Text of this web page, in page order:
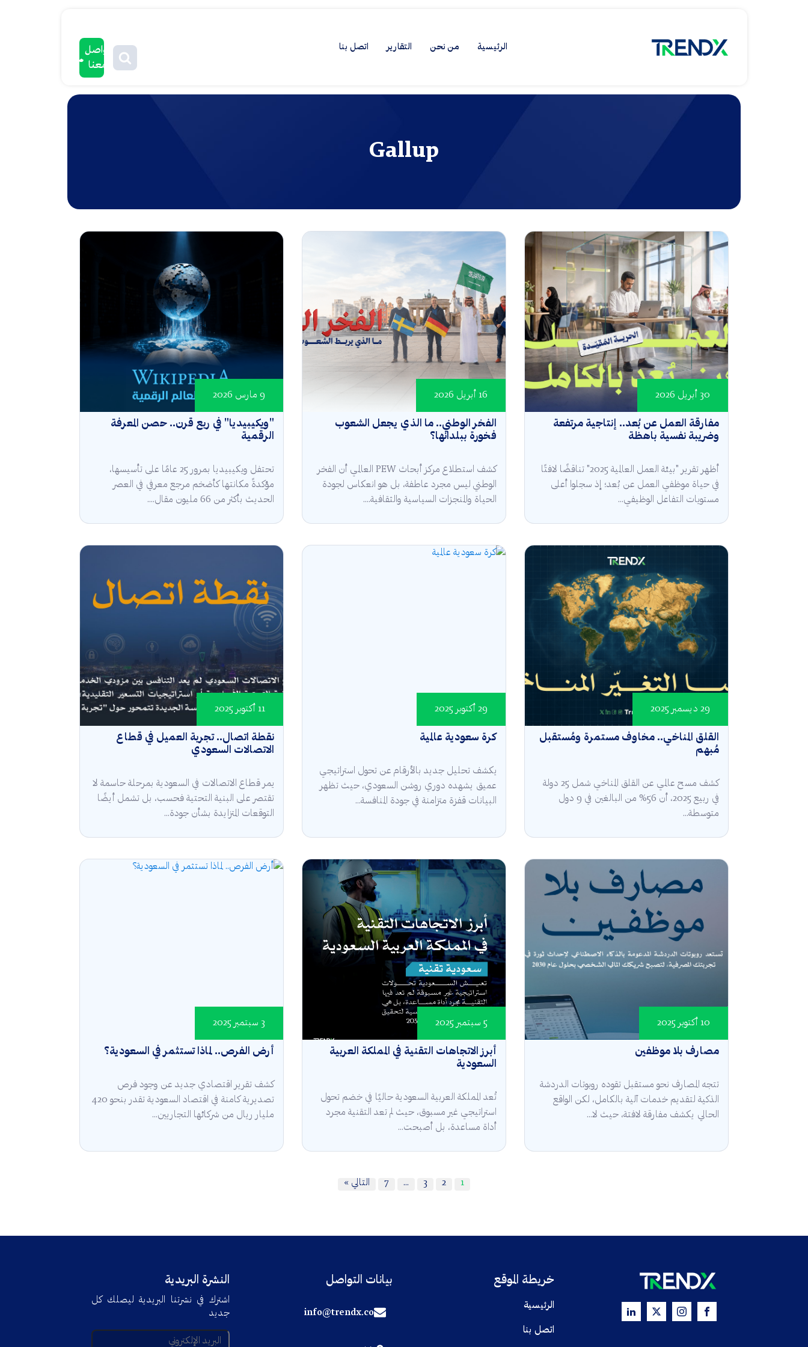
الرئيسية من نحن التقارير اتصل بنا
تواصل
معنا
Gallup
مفارقة العمل عن بُعد.. إنتاجية مرتفعة
وضريبة نفسية باهظة
30 أبريل 2026
أظهر تقرير "بيئة العمل العالمية 2025" تناقضًا لافتًا
في حياة موظفي العمل عن بُعد؛ إذ سجلوا أعلى
مستويات التفاعل الوظيفي...
الفخر الوطني.. ما الذي يجعل الشعوب
فخورة ببلدانها؟
16 أبريل 2026
كشف استطلاع مركز أبحاث PEW العالمي أن الفخر
الوطني ليس مجرد عاطفة، بل هو انعكاس لجودة
الحياة والمنجزات السياسية والثقافية....
"ويكيبيديا" في ربع قرن.. حصن المعرفة
الرقمية
9 مارس 2026
تحتفل ويكيبيديا بمرور 25 عامًا على تأسيسها،
مؤكدةً مكانتها كأضخم مرجع معرفي في العصر
الحديث بأكثر من 66 مليون مقال....
القلق المناخي.. مخاوف مستمرة ومُستقبل
مُبهم
29 ديسمبر 2025
كشف مسح عالمي عن القلق المناخي شمل 25 دولة
في ربيع 2025، أن 56% من البالغين في 9 دول
متوسطة...
كرة سعودية عالمية
29 أكتوبر 2025
يكشف تحليل جديد بالأرقام عن تحول استراتيجي
عميق يشهده دوري روشن السعودي، حيث تظهر
البيانات قفزة متزامنة في جودة المنافسة...
نقطة اتصال.. تجربة العميل في قطاع
الاتصالات السعودي
11 أكتوبر 2025
يمر قطاع الاتصالات في السعودية بمرحلة حاسمة لا
تقتصر على البنية التحتية فحسب، بل تشمل أيضًا
التوقعات المتزايدة بشأن جودة...
مصارف بلا موظفين
10 أكتوبر 2025
تتجه المصارف نحو مستقبل تقوده روبوتات الدردشة
الذكية لتقديم خدمات آلية بالكامل، لكن الواقع
الحالي يكشف مفارقة لافتة، حيث لا...
أبرز الاتجاهات التقنية في المملكة العربية
السعودية
5 سبتمبر 2025
تُعد المملكة العربية السعودية حاليًا في خضم تحول
استراتيجي غير مسبوق، حيث لم تعد التقنية مجرد
أداة مساعدة، بل أصبحت...
أرض الفرص.. لماذا تستثمر في السعودية؟
3 سبتمبر 2025
كشف تقرير اقتصادي جديد عن وجود فرص
تصديرية كامنة في اقتصاد السعودية تقدر بنحو 420
مليار ريال من شركائها التجاريين...
1
2
3
…
7 التالي »
خريطة الموقع
الرئيسية
اتصل بنا
بيانات التواصل
info@trendx.co
النشرة البريدية
اشترك في نشرتنا البريدية ليصلك كل
جديد